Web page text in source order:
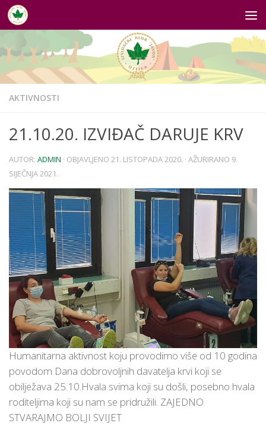
Skip to content
AKTIVNOSTI
21.10.20. IZVIĐAČ DARUJE KRV
AUTOR: ADMIN · OBJAVLJENO 21. LISTOPADA 2020. · AŽURIRANO 9.
SIJEČNJA 2021.
Humanitarna aktivnost koju provodimo više od 10 godina
povodom Dana dobrovoljnih davatelja krvi koji se
obilježava 25.10.Hvala svima koji su došli, posebno hvala
roditeljima koji su nam se pridružili. ZAJEDNO
STVARAJMO BOLJI SVIJET